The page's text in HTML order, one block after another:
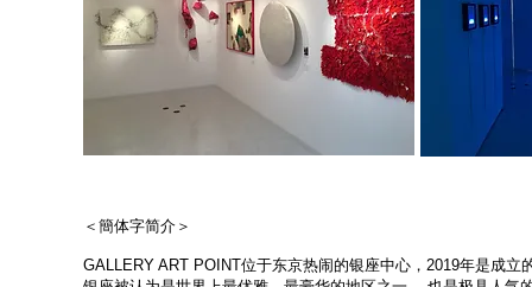
＜簡体字简介＞
GALLERY ART POINT位于东京热闹的银座中心，2019年是成立